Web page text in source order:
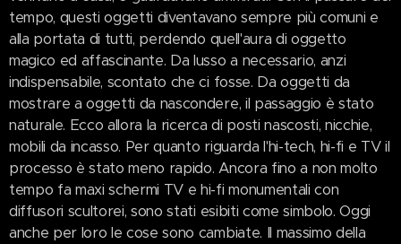
tempo, questi oggetti diventavano sempre più comuni e
alla portata di tutti, perdendo quell'aura di oggetto
magico ed affascinante. Da lusso a necessario, anzi
indispensabile, scontato che ci fosse. Da oggetti da
mostrare a oggetti da nascondere, il passaggio è stato
naturale. Ecco allora la ricerca di posti nascosti, nicchie,
mobili da incasso. Per quanto riguarda l'hi-tech, hi-fi e TV il
processo è stato meno rapido. Ancora fino a non molto
tempo fa maxi schermi TV e hi-fi monumentali con
diffusori scultorei, sono stati esibiti come simbolo. Oggi
anche per loro le cose sono cambiate. Il massimo della